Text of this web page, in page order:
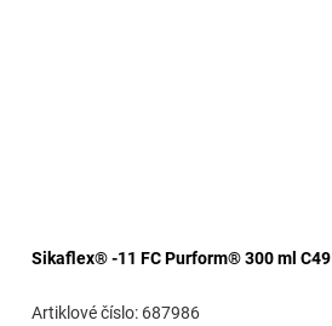
Sikaflex® -11 FC Purform® 300 ml C49
687986